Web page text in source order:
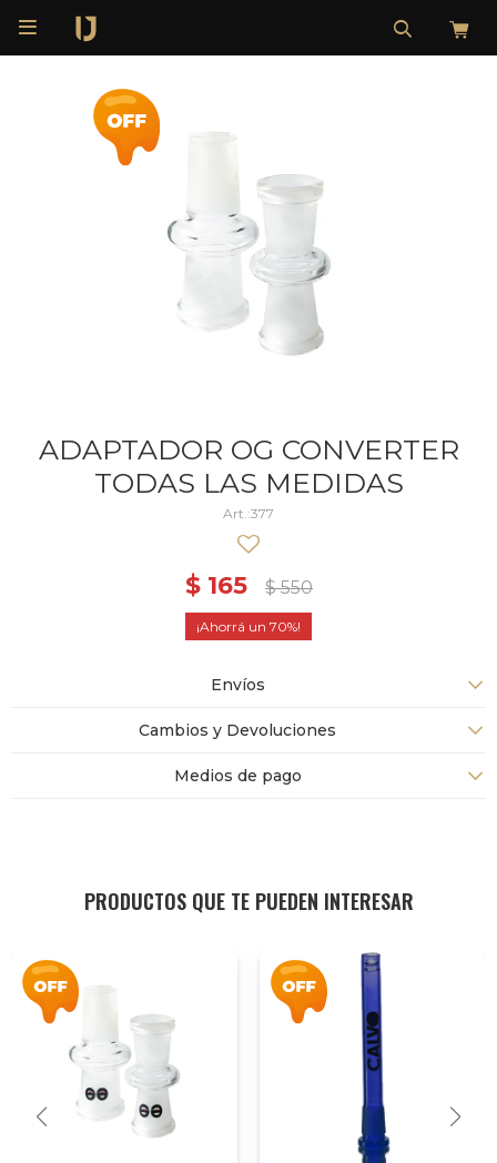

ADAPTADOR OG CONVERTER
TODAS LAS MEDIDAS
377
$ 165 $ 550
70
Envíos
Cambios y Devoluciones
Medios de pago
PRODUCTOS QUE TE PUEDEN INTERESAR